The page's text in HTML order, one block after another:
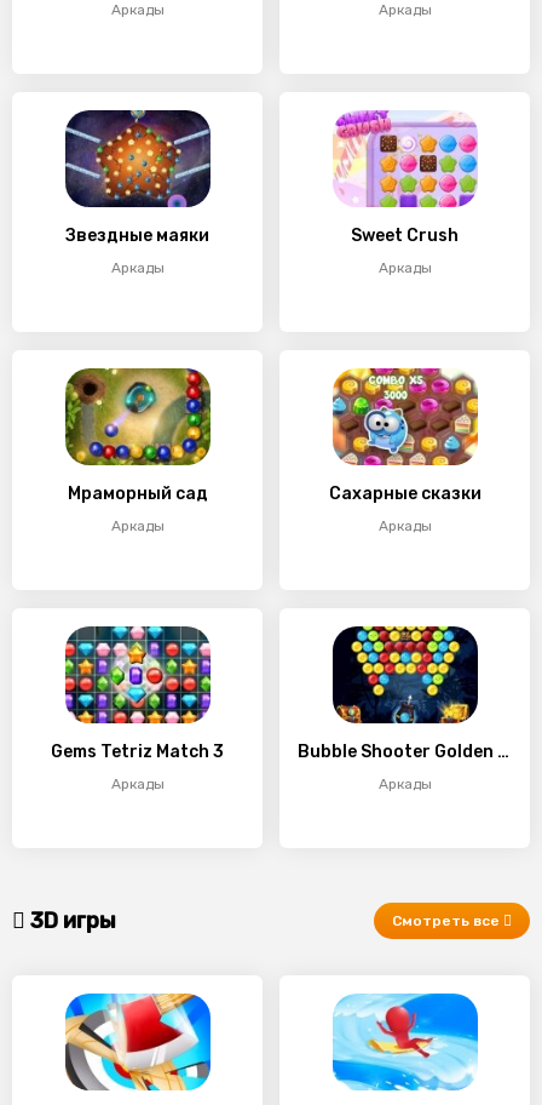
Аркады Аркады
Звездные маяки
Аркады
Sweet Crush
Аркады
Мраморный сад
Аркады
Сахарные сказки
Аркады
Gems Tetriz Match 3
Аркады
Bubble Shooter Golden Chests
Аркады
3D игры Смотреть все